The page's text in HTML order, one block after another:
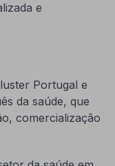
e
Portugal e
da saúde, que
comercialização